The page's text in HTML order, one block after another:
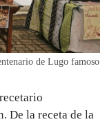
de Lugo famoso
De la receta de la